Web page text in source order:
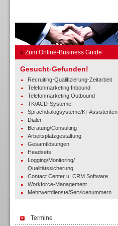
» Zum Online-Business Guide
Gesucht-Gefunden!
Recruiting-Qualifizierung-Zeitarbeit
Telefonmarketing Inbound
Telefonmarketing Outbound
TK/ACD-Systeme
Sprachdialogsysteme/KI-Assistenten
Dialer
Beratung/Consulting
Arbeitsplatzgestaltung
Gesamtlösungen
Headsets
Logging/Monitoring/
Qualitätssicherung
Contact Center u. CRM Software
Workforce-Management
Mehrwertdienste/Servicenummern
Termine